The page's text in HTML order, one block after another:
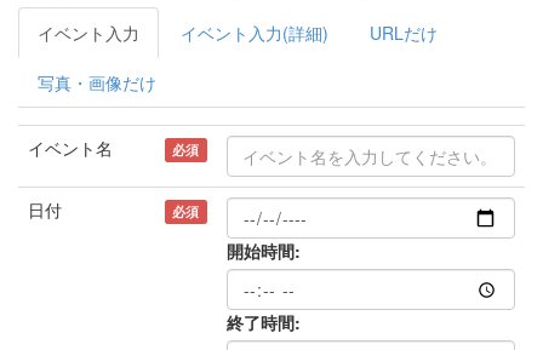
イベント入力 イベント入力(詳細) URLだけ
写真・画像だけ
イベント名 必須
日付 必須
開始時間:
終了時間: